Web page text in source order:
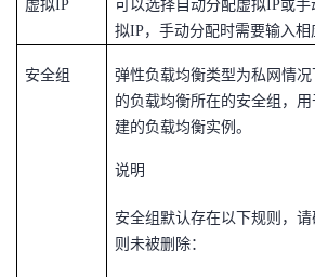
虚拟IP
可以选择自动分配虚拟IP或手
拟IP，手动分配时需要输入相
安全组
弹性负载均衡类型为私网情
的负载均衡所在的安全组，用
建的负载均衡实例。
说明
安全组默认存在以下规则，请
则未被删除：